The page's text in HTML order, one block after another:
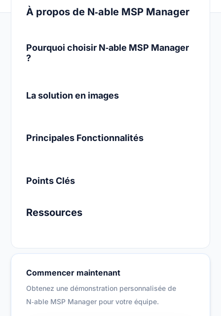
À propos de N‑able MSP Manager
Pourquoi choisir N‑able MSP Manager
?
La solution en images
Principales Fonctionnalités
Points Clés
Ressources
Commencer maintenant
Obtenez une démonstration personnalisée de
N‑able MSP Manager pour votre équipe.